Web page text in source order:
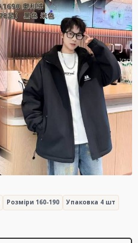
Розміри 160-190 Упаковка 4 шт